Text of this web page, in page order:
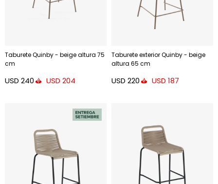
Taburete Quinby - beige altura 75
cm
USD 240 USD 204
Taburete exterior Quinby - beige
altura 65 cm
USD 220 USD 187